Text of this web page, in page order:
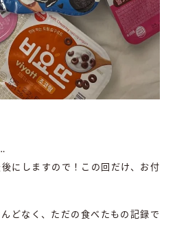
にしますので！この回だけ、お付
どなく、ただの食べたもの記録で